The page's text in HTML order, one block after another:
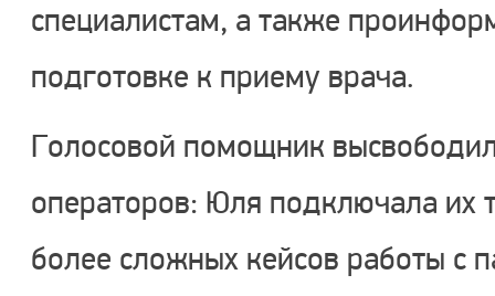
специалистам, а также
подготовке к приему врача.
Голосовой помощник
операторов: Юля подключала их
более сложных кейсов работы с